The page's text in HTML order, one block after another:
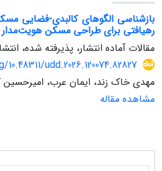
بازشناسی الگوهای کالبدی-فضایی
رهیافتی برای طراحی مسکن هویت‌مدار
مقالات آماده انتشار، پذیرفته شده،
udd.2026.120074.82827
مهدی خاک زند، ایمان عرب، امیرحسین
مشاهده مقاله